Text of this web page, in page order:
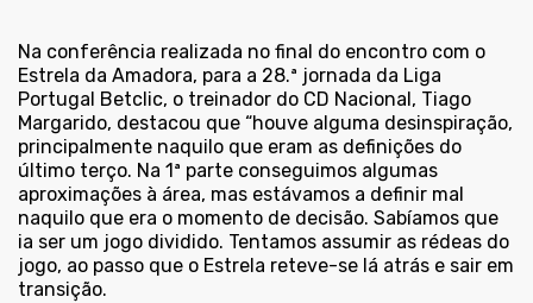
Na conferência realizada no final do encontro com o
Estrela da Amadora, para a 28.ª jornada da Liga
Portugal Betclic, o treinador do CD Nacional, Tiago
Margarido, destacou que “houve alguma desinspiração,
principalmente naquilo que eram as definições do
último terço. Na 1ª parte conseguimos algumas
aproximações à área, mas estávamos a definir mal
naquilo que era o momento de decisão. Sabíamos que
ia ser um jogo dividido. Tentamos assumir as rédeas do
jogo, ao passo que o Estrela reteve-se lá atrás e sair em
transição.